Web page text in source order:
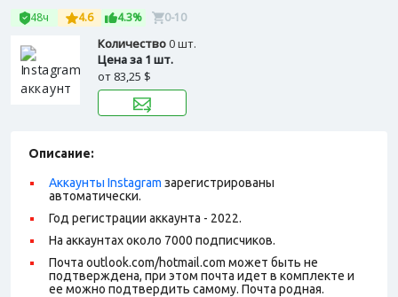
48ч 4.6 4.3% 0-10
Количество0 шт.
Цена за 1 шт.
от 83,25 $
Описание:
Аккаунты Instagram зарегистрированы
автоматически.
Год регистрации аккаунта - 2022.
На аккаунтах около 7000 подписчиков.
Почта outlook.com/hotmail.com может быть не
подтверждена, при этом почта идет в комплекте и
ее можно подтвердить самому. Почта родная.